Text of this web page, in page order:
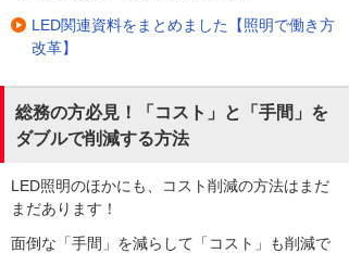
LED関連資料をまとめました【照明で働き方
改革】
総務の方必見！「コスト」と「手間」を
ダブルで削減する方法
LED照明のほかにも、コスト削減の方法はまだ
まだあります！
面倒な「手間」を減らして「コスト」も削減で